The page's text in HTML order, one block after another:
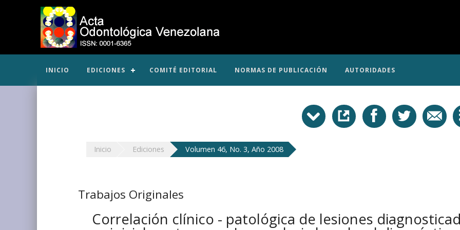
INICIO EDICIONES COMITÉ EDITORIAL NORMAS DE PUBLICACIÓN AUTORIDADES
Inicio Ediciones Volumen 46, No. 3, Año 2008
Trabajos Originales
Correlación clínico - patológica de lesiones